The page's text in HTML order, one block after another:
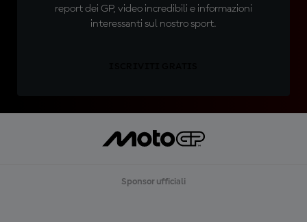
report dei GP, video incredibili e informazioni
interessanti sul nostro sport.
Sponsor ufficiali